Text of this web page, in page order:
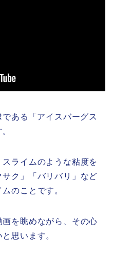
ある「アイスバーグス
ライムのような粘度を
ク」「バリバリ」など
のことです。
を眺めながら、その心
思います。